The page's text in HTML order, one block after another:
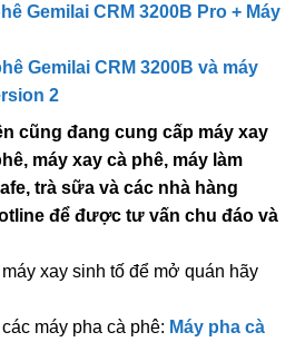
Gemilai CRM 3200B Pro + Máy
Gemilai CRM 3200B và máy
2
cũng đang cung cấp máy xay
máy xay cà phê, máy làm
trà sữa và các nhà hàng
để được tư vấn chu đáo và
xay sinh tố để mở quán hãy
máy pha cà phê: Máy pha cà